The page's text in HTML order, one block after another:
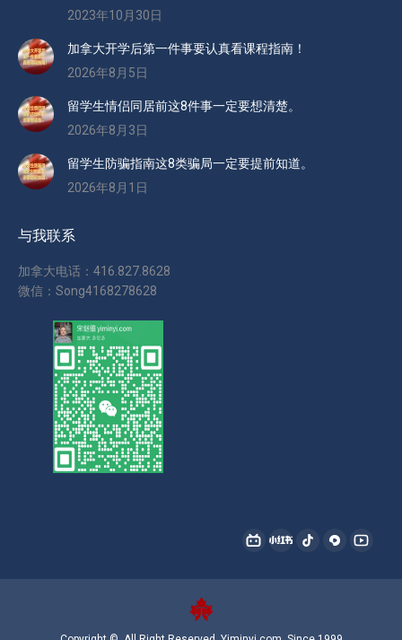
2023年10月30日
加拿大开学后第一件事要认真看课程指南！
2026年8月5日
留学生情侣同居前这8件事一定要想清楚。
2026年8月3日
留学生防骗指南这8类骗局一定要提前知道。
2026年8月1日
与我联系
加拿大电话：416.827.8628
微信：Song4168278628
找到我们：
哔
抖